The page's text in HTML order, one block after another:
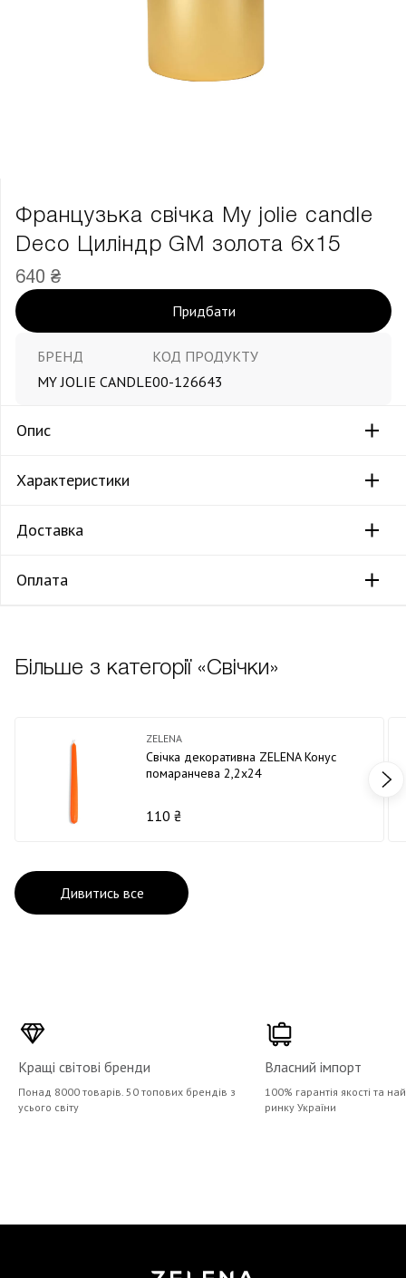
Французька свічка My jolie candle
Deco Циліндр GM золота 6х15
640 ₴
Придбати
БРЕНД
MY JOLIE CANDLE
КОД ПРОДУКТУ
00-126643
Опис
Характеристики
Доставка
Оплата
Більше з категорії «Свічки»
ZELENA
Свічка декоративна ZELENA Конус
помаранчева 2,2х24
110 ₴
Дивитись все
Кращі світові бренди
Понад 8000 товарів. 50 топових брендів з
усього світу
Власний імпорт
100% гарантія якості та
ринку України